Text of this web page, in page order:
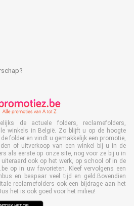
de actuele folders, reclamefolders,
winkels in België. Zo blijft u op de hoogte
folder en vindt u gemakkelijk een promotie,
of uitverkoop van een winkel bij u in de
als eerste op onze site, nog voor ze bij u in
uiteraard ook op het werk, op school of in de
op in uw favorieten. Kleef vervolgens een
en bespaar veel tijd en geld.Bovendien
reclamefolders ook een bijdrage aan het
het is ook goed voor het milieu!